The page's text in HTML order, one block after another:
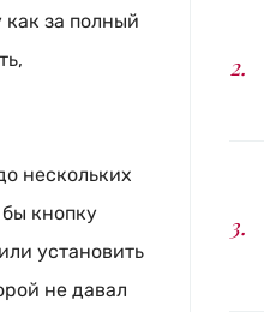
как за полный
нескольких
кнопку
установить
не давал